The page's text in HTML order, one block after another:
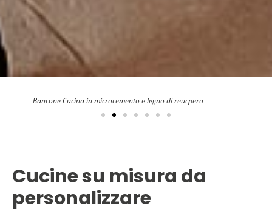
Bancone Cucina in microcemento e legno di reucpero
Cucine su misura da
personalizzare